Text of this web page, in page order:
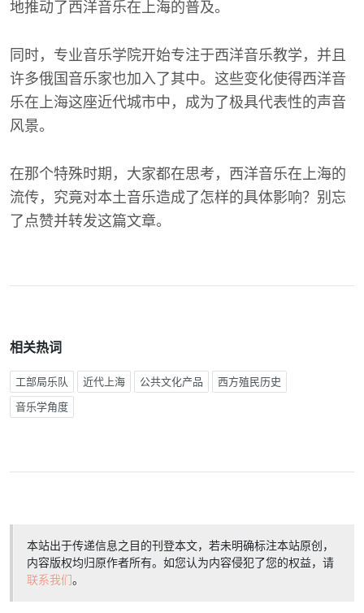
地推动了西洋音乐在上海的普及。
同时，专业音乐学院开始专注于西洋音乐教学，并且
许多俄国音乐家也加入了其中。这些变化使得西洋音
乐在上海这座近代城市中，成为了极具代表性的声音
风景。
在那个特殊时期，大家都在思考，西洋音乐在上海的
流传，究竟对本土音乐造成了怎样的具体影响？别忘
了点赞并转发这篇文章。
相关热词
工部局乐队 近代上海 公共文化产品 西方殖民历史
音乐学角度
本站出于传递信息之目的刊登本文，若未明确标注本站原创，
内容版权均归原作者所有。如您认为内容侵犯了您的权益，请
联系我们。